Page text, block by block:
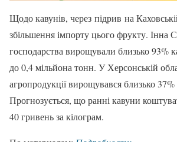
Щодо кавунів, через підрив на
збільшення імпорту цього фрукту. Інна
господарства вирощували близько 93%
до 0,4 мільйона тонн. У Херсонській
агропродукції вирощувався близько
Прогнозується, що ранні кавуни
40 гривень за кілограм.